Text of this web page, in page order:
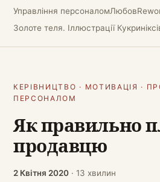
Управління персоналомЛюбов
Золоте теля. Іллюстрації
КЕРІВНИЦТВО · МОТИВАЦІЯ ·
ПЕРСОНАЛОМ
Як правильно
продавцю
2 Квітня 2020 · 13 хвилин